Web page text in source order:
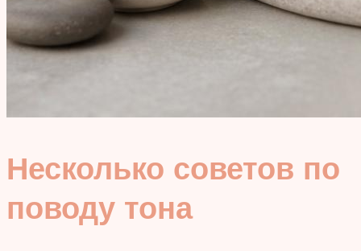
Несколько советов по
поводу тона